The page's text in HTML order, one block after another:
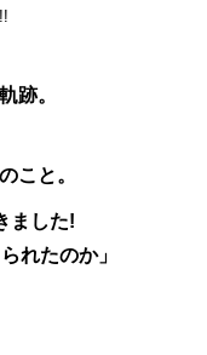
跡。
こと。
ました!
れたのか」